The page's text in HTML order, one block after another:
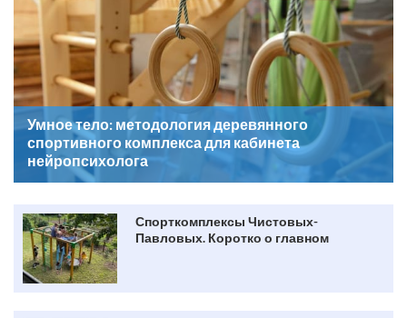
Умное тело: методология деревянного
спортивного комплекса для кабинета
нейропсихолога
Спорткомплексы Чистовых-
Павловых. Коротко о главном